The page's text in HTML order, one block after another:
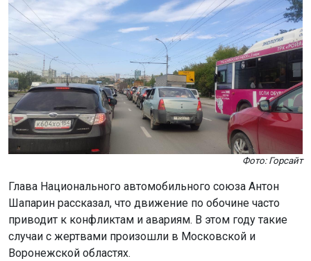
Фото: Горсайт
Глава Национального автомобильного союза Антон
Шапарин рассказал, что движение по обочине часто
приводит к конфликтам и авариям. В этом году такие
случаи с жертвами произошли в Московской и
Воронежской областях.